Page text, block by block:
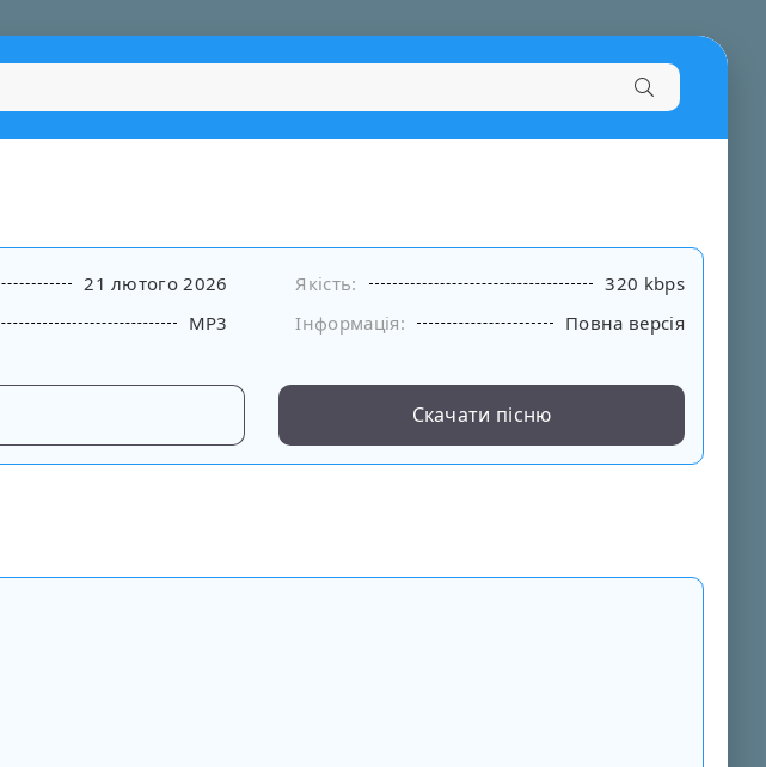
21 лютого 2026 Якість:
320 kbps
MP3 Інформація: Повна версія
Скачати пісню